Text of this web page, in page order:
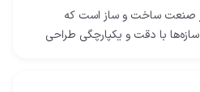
صنعت ساخت و ساز است که
با دقت و یکپارچگی طراحی